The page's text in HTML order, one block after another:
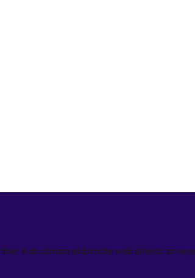
Ads uzmanı ekibimizle web sitenizi